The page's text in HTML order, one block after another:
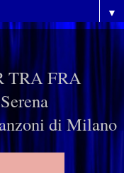
▼
TRA FRA
di Milano